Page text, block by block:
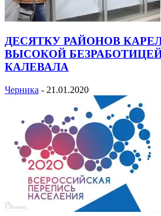
ДЕСЯТКУ РАЙОНОВ
ВЫСОКОЙ
КАЛЕВАЛА
Черника - 21.01.2020